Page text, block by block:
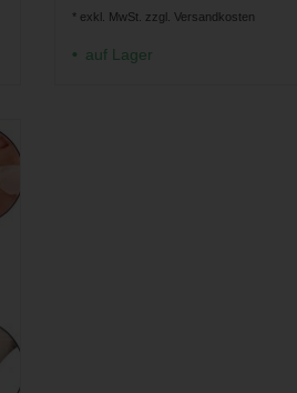
* exkl. MwSt. zzgl. Versandkosten
auf Lager